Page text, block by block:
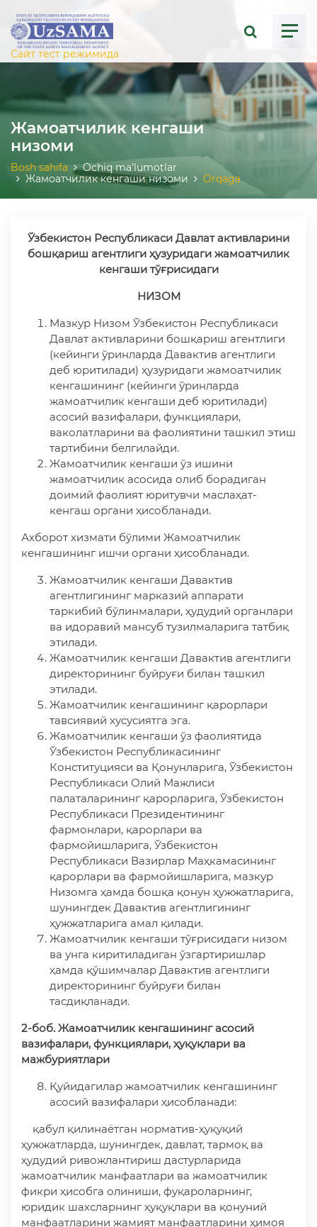
menu
Сайт тест режимида
Жамоатчилик кенгаши
низоми
Bosh sahifa
Ochiq ma’lumotlar
Жамоатчилик кенгаши низоми
Orqaga
Ўзбекистон Республикаси Давлат активларини
бошқариш агентлиги ҳузуридаги жамоатчилик
кенгаши тўғрисидаги
НИЗОМ
Мазкур Низом Ўзбекистон Республикаси
Давлат активларини бошқариш агентлиги
(кейинги ўринларда Давактив агентлиги
деб юритилади) ҳузуридаги жамоатчилик
кенгашининг (кейинги ўринларда
жамоатчилик кенгаши деб юритилади)
асосий вазифалари, функциялари,
ваколатларини ва фаолиятини ташкил этиш
тартибини белгилайди.
Жамоатчилик кенгаши ўз ишини
жамоатчилик асосида олиб борадиган
доимий фаолият юритувчи маслаҳат-
кенгаш органи ҳисобланади.
Ахборот хизмати бўлими Жамоатчилик
кенгашининг ишчи органи ҳисобланади.
Жамоатчилик кенгаши Давактив
агентлигининг марказий аппарати
таркибий бўлинмалари, ҳудудий органлари
ва идоравий мансуб тузилмаларига татбиқ
этилади.
Жамоатчилик кенгаши Давактив агентлиги
директорининг буйруғи билан ташкил
этилади.
Жамоатчилик кенгашининг қарорлари
тавсиявий хусусиятга эга.
Жамоатчилик кенгаши ўз фаолиятида
Ўзбекистон Республикасининг
Конституцияси ва Қонунларига, Ўзбекистон
Республикаси Олий Мажлиси
палаталарининг қарорларига, Ўзбекистон
Республикаси Президентининг
фармонлари, қарорлари ва
фармойишларига, Ўзбекистон
Республикаси Вазирлар Маҳкамасининг
қарорлари ва фармойишларига, мазкур
Низомга ҳамда бошқа қонун ҳужжатларига,
шунингдек Давактив агентлигининг
ҳужжатларига амал қилади.
Жамоатчилик кенгаши тўғрисидаги низом
ва унга киритиладиган ўзгартиришлар
ҳамда қўшимчалар Давактив агентлиги
директорининг буйруғи билан
тасдиқланади.
2-боб. Жамоатчилик кенгашининг асосий
вазифалари, функциялари, ҳуқуқлари ва
мажбуриятлари
Қуйидагилар жамоатчилик кенгашининг
асосий вазифалари ҳисобланади:
қабул қилинаётган норматив-ҳуқуқий
ҳужжатларда, шунингдек, давлат, тармоқ ва
ҳудудий ривожлантириш дастурларида
жамоатчилик манфаатлари ва жамоатчилик
фикри ҳисобга олиниши, фуқароларнинг,
юридик шахсларнинг ҳуқуқлари ва қонуний
манфаатларини жамият манфаатларини ҳимоя